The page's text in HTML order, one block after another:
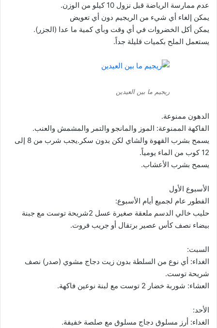
عدم ممارسة الرياضة قبل نزول 10 كيلو من الوزن.
يمكن إلغاء أي شيء من الريجيم دون أي تعويض
يمكن أكل الخضروات في أي وقت وبأي كمية ما عدا (الجزر).
يستعمل الملح بكميات قليلة جداً.
ريجيم ما بين العيدين
الدهون ممنوعة.
الفاكهة الممنوعة: الموز والمانجو والتمر والمشمش والعنب.
يسمح بشرب القهوة والشاي لكن بدون سكر.يجب شرب من 8 إلى
12 كوب من الماء يومياً.
يسمح بشرب الأعشاب.
الأسبوع الأول
الفطور عام لجميع أيام الأسبوع:
حليب خالي الدسم ملعقة صغيرة عسل 2شريحة توست مع جبنة
بيضاء نصف كأس عصير برتقال أو جريب فروت.
السبت:
الغداء: أي نوع من السلطة بدون زيت دجاج مشوي (صدر) نصف
شريحة توست.
العشاء: شوربة خضار 2 توست مع لبنة نوعين فاكهة.
الأحد:
الغداء: أرز مسلوق دجاج مسلوق مع صلصة خفيفة.